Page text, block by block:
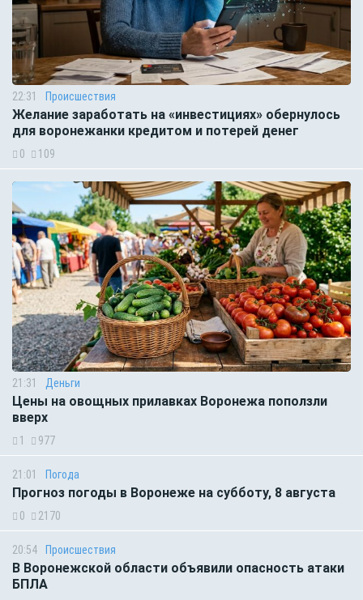
22:31 Происшествия
Желание заработать на «инвестициях» обернулось
для воронежанки кредитом и потерей денег
0 109
21:31 Деньги
Цены на овощных прилавках Воронежа поползли
вверх
1 977
21:01 Погода
Прогноз погоды в Воронеже на субботу, 8 августа
0 2170
20:54 Происшествия
В Воронежской области объявили опасность атаки
БПЛА